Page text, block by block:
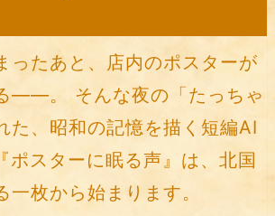
ったあと、店内のポスターが
——。 そんな夜の「たっちゃ
た、昭和の記憶を描く短編AI
ポスターに眠る声』は、北国
一枚から始まります。